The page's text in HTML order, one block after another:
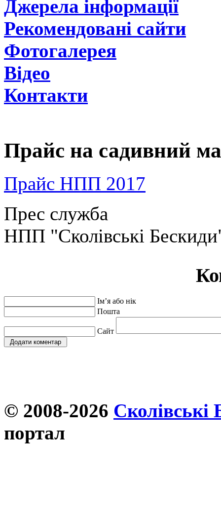
Джерела інформації
Рекомендовані сайти
Фотогалерея
Відео
Контакти
Прайс на садивний
Прайс НПП 2017
Прес служба
НПП "Сколівські
Ім’я або нік
Пошта
Сайт
© 2008-2026 Сколівські
портал